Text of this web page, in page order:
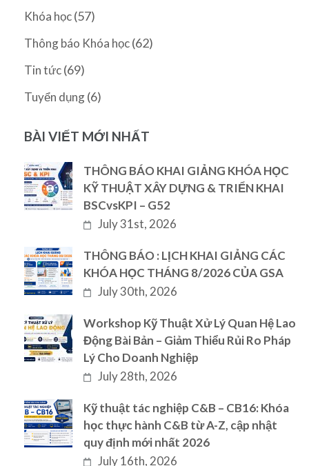
Khóa học(57)
Thông báo Khóa học(62)
Tin tức(69)
Tuyển dụng(6)
BÀI VIẾT MỚI NHẤT
THÔNG BÁO KHAI GIẢNG KHÓA HỌC
KỸ THUẬT XÂY DỰNG & TRIỂN KHAI
BSCvsKPI – G52
July 31st, 2026
THÔNG BÁO : LỊCH KHAI GIẢNG CÁC
KHÓA HỌC THÁNG 8/2026 CỦA GSA
July 30th, 2026
Workshop Kỹ Thuật Xử Lý Quan Hệ Lao
Động Bài Bản – Giảm Thiểu Rủi Ro Pháp
Lý Cho Doanh Nghiệp
July 28th, 2026
Kỹ thuật tác nghiệp C&B – CB16: Khóa
học thực hành C&B từ A-Z, cập nhật
quy định mới nhất 2026
July 16th, 2026